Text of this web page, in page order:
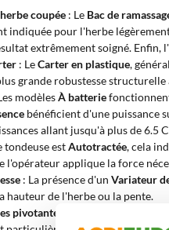
coupée : Le Bac de
indiquée pour l'herbe
extrêmement soigné. Enfin, l'
: LeCarter en plastique,
grande robustesse structurelle
modèlesÀ batterie
bénéficient d'une puissance
allant jusqu'à plus de 6.5
tondeuse estAutotractée, cela
l'opérateur applique la force
: La présence d'un Variateur
hauteur de l'herbe ou la pente.
pivotantes